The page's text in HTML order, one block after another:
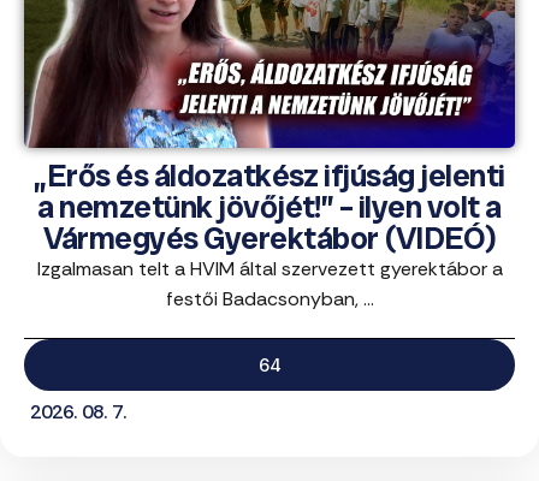
„Erős és áldozatkész ifjúság jelenti
a nemzetünk jövőjét!” – ilyen volt a
Vármegyés Gyerektábor (VIDEÓ)
Izgalmasan telt a HVIM által szervezett gyerektábor a
festői Badacsonyban, ...
64
2026. 08. 7.